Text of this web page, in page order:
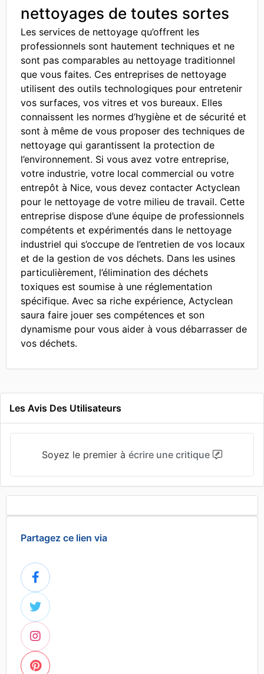
nettoyages de toutes sortes
Les services de nettoyage qu’offrent les
professionnels sont hautement techniques et ne
sont pas comparables au nettoyage traditionnel
que vous faites. Ces entreprises de nettoyage
utilisent des outils technologiques pour entretenir
vos surfaces, vos vitres et vos bureaux. Elles
connaissent les normes d’hygiène et de sécurité et
sont à même de vous proposer des techniques de
nettoyage qui garantissent la protection de
l’environnement. Si vous avez votre entreprise,
votre industrie, votre local commercial ou votre
entrepôt à Nice, vous devez contacter Actyclean
pour le nettoyage de votre milieu de travail. Cette
entreprise dispose d’une équipe de professionnels
compétents et expérimentés dans le nettoyage
industriel qui s’occupe de l’entretien de vos locaux
et de la gestion de vos déchets. Dans les usines
particulièrement, l’élimination des déchets
toxiques est soumise à une réglementation
spécifique. Avec sa riche expérience, Actyclean
saura faire jouer ses compétences et son
dynamisme pour vous aider à vous débarrasser de
vos déchets.
Les Avis Des Utilisateurs
Soyez le premier à écrire une critique
Partagez ce lien via